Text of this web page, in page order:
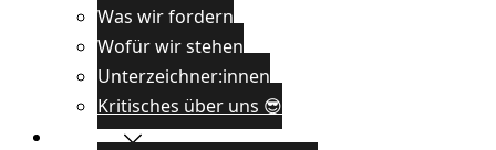
Was wir fordern
Wofür wir stehen
Unterzeichner:innen
Kritisches über uns 😎
Projekte